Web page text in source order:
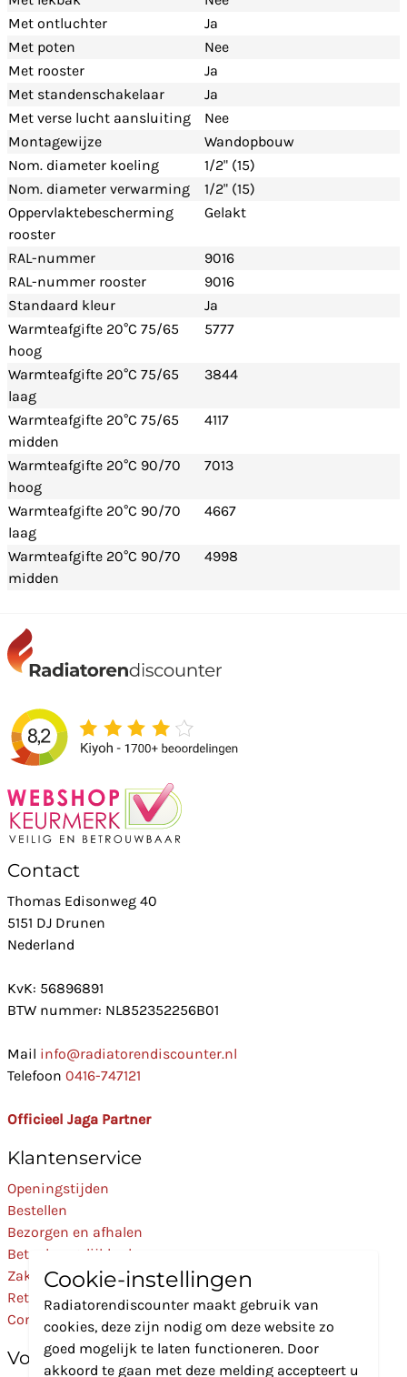
Met ontluchter
Ja
Met poten
Nee
Met rooster
Ja
Met standenschakelaar
Ja
Met verse lucht aansluiting
Nee
Montagewijze
Wandopbouw
Nom. diameter koeling
1/2" (15)
Nom. diameter verwarming
1/2" (15)
Oppervlaktebescherming
rooster
Gelakt
RAL-nummer
9016
RAL-nummer rooster
9016
Standaard kleur
Ja
Warmteafgifte 20°C 75/65
hoog
5777
Warmteafgifte 20°C 75/65
laag
3844
Warmteafgifte 20°C 75/65
midden
4117
Warmteafgifte 20°C 90/70
hoog
7013
Warmteafgifte 20°C 90/70
laag
4667
Warmteafgifte 20°C 90/70
midden
4998
Contact
Thomas Edisonweg 40
5151 DJ Drunen
Nederland
KvK: 56896891
BTW nummer: NL852352256B01
Mail info@radiatorendiscounter.nl
Telefoon 0416-747121
Officieel Jaga Partner
Klantenservice
Openingstijden
Bestellen
Bezorgen en afhalen
Betaalmogelijkheden
Zakelijk
Retourneren
Contact
Volg Ons
Cookie-instellingen
Radiatorendiscounter maakt gebruik van
cookies, deze zijn nodig om deze website zo
goed mogelijk te laten functioneren. Door
akkoord te gaan met deze melding accepteert u